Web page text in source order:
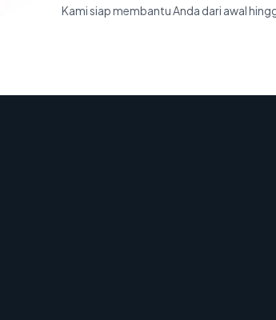
Kami siap membantu Anda dari awal